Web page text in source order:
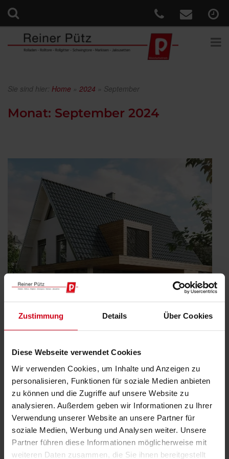
Zustimmung Details Über Cookies
Diese Webseite verwendet Cookies
Wir verwenden Cookies, um Inhalte und Anzeigen zu
personalisieren, Funktionen für soziale Medien anbieten
zu können und die Zugriffe auf unsere Website zu
analysieren. Außerdem geben wir Informationen zu Ihrer
Verwendung unserer Website an unsere Partner für
soziale Medien, Werbung und Analysen weiter. Unsere
Partner führen diese Informationen möglicherweise mit
weiteren Daten zusammen, die Sie ihnen bereitgestellt
Sie sind hier: Home » 2024 » September
Monat: September 2024
Förderung für Ihre Sanierung Teil 3: KfW
Kredit
Veröffentlicht
am
27. September 2024
Auf die bereits vorgestellten Fördermöglichkeiten BEG EM und
iSFP folgt die KfW-Förderung. Sie haben das Ziel, den Standard
eines Effizienzhauses gemäß GEG (Gebäudeenergiegesetz) zu
erreichen? Hierbei unterstützt Sie die KfW. Erhalten Sie einen